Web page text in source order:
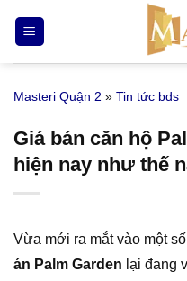
qua
nội
Masteri Quận 2 » Tin tức bds
Giá bán căn hộ
hiện nay như thế
Vừa mới ra mắt vào một
án Palm Garden lại đang